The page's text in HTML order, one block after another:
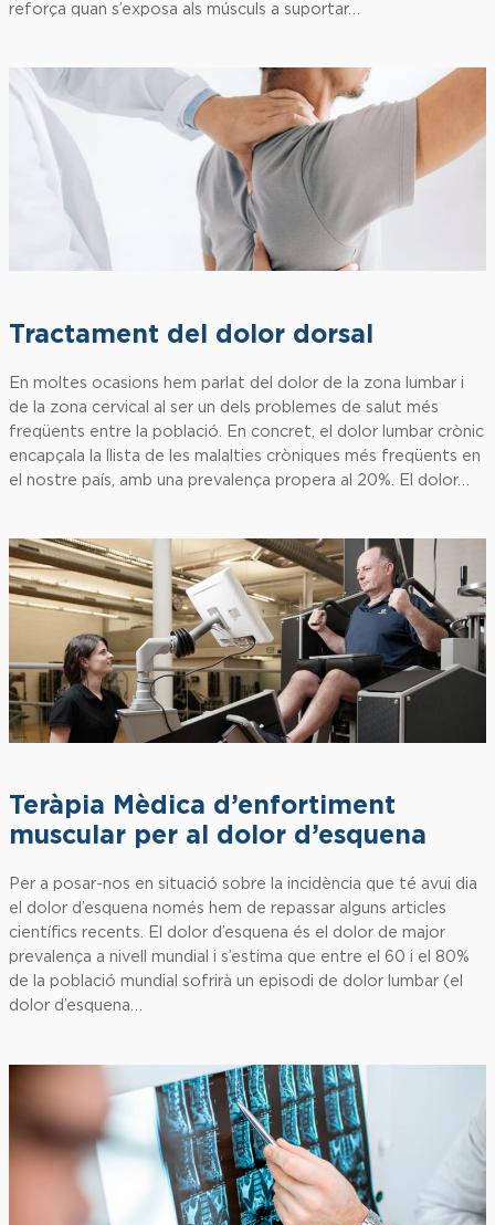
reforça quan s’exposa als músculs a suportar…
Tractament del dolor dorsal
En moltes ocasions hem parlat del dolor de la zona lumbar i
de la zona cervical al ser un dels problemes de salut més
freqüents entre la població. En concret, el dolor lumbar crònic
encapçala la llista de les malalties cròniques més freqüents en
el nostre país, amb una prevalença propera al 20%. El dolor…
Teràpia Mèdica d’enfortiment
muscular per al dolor d’esquena
Per a posar-nos en situació sobre la incidència que té avui dia
el dolor d’esquena només hem de repassar alguns articles
científics recents. El dolor d’esquena és el dolor de major
prevalença a nivell mundial i s’estima que entre el 60 i el 80%
de la població mundial sofrirà un episodi de dolor lumbar (el
dolor d’esquena…